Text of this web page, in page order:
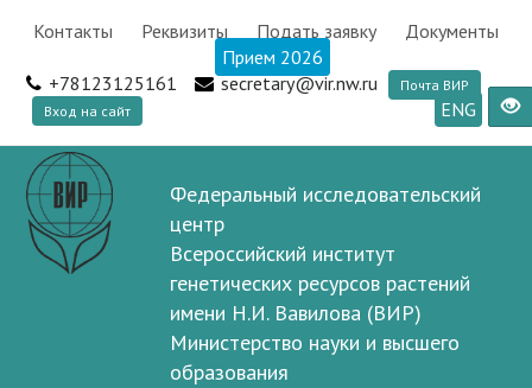
Контакты Реквизиты Подать заявку
Документы
Прием 2026
+78123125161
secretary@vir.nw.ru
Почта ВИР
Вход на сайт
ENG
Федеральный исследовательский
центр
Всероссийский институт
генетических ресурсов растений
имени Н.И. Вавилова (ВИР)
Министерство науки и высшего
образования